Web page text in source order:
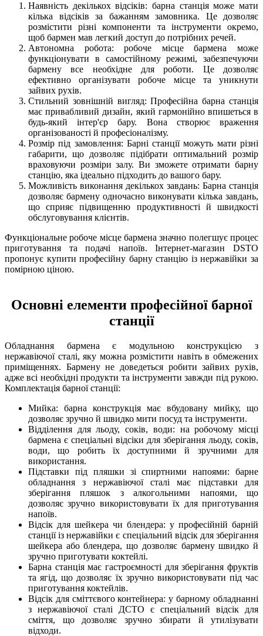
Наявність декількох відсіків: барна станція може мати
кілька відсіків за бажанням замовника. Це дозволяє
розмістити різні компоненти та інструменти окремо,
щоб бармен мав легкий доступ до потрібних речей.
Автономна робота: робоче місце бармена може
функціонувати в самостійному режимі, забезпечуючи
бармену все необхідне для роботи. Це дозволяє
ефективно організувати робоче місце та уникнути
зайвих рухів.
Стильний зовнішній вигляд: Професійна барна станція
має привабливий дизайн, який гармонійно впишеться в
будь-який інтер'єр бару. Вона створює враження
організованості й професіоналізму.
Розмір під замовлення: Барні станції можуть мати різні
габарити, що дозволяє підібрати оптимальний розмір
враховуючи розміри залу. Ви зможете отримати барну
станцію, яка ідеально підходить до вашого бару.
Можливість виконання декількох завдань: Барна станція
дозволяє бармену одночасно виконувати кілька завдань,
що сприяє підвищенню продуктивності й швидкості
обслуговування клієнтів.
Функціональне робоче місце бармена значно полегшує процес
приготування та подачі напоїв. Інтернет-магазин DSTO
пропонує купити професійну барну станцію із нержавійки за
помірною ціною.
Основні елементи професійної барної
станції
Обладнання бармена є модульною конструкцією з
нержавіючої сталі, яку можна розмістити навіть в обмежених
приміщеннях. Бармену не доведеться робити зайвих рухів,
адже всі необхідні продукти та інструменти завжди під рукою.
Комплектація барної станції:
Мийка: барна конструкція має вбудовану мийку, що
дозволяє зручно й швидко мити посуд та інструменти.
Відділення для льоду, соків, води: на робочому місці
бармена є спеціальні відсіки для зберігання льоду, соків,
води, що робить їх доступними й зручними для
використання.
Підставки під пляшки зі спиртними напоями: барне
обладнання з нержавіючої сталі має підставки для
зберігання пляшок з алкогольними напоями, що
дозволяє зручно використовувати їх для приготування
напоїв.
Відсік для шейкера чи блендера: у професійній барній
станції із нержавійки є спеціальний відсік для зберігання
шейкера або блендера, що дозволяє бармену швидко й
зручно приготувати коктейлі.
Барна станція має гастроємності для зберігання фруктів
та ягід, що дозволяє їх зручно використовувати під час
приготування коктейлів.
Відсік для сміттєвого контейнера: у барному обладнанні
з нержавіючої сталі ДСТО є спеціальний відсік для
сміття, що дозволяє зручно збирати й утилізувати
відходи.